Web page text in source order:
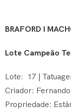
BRAFORD I
Lote Campeão
Lote: 17 |
Criador:
Propriedade: